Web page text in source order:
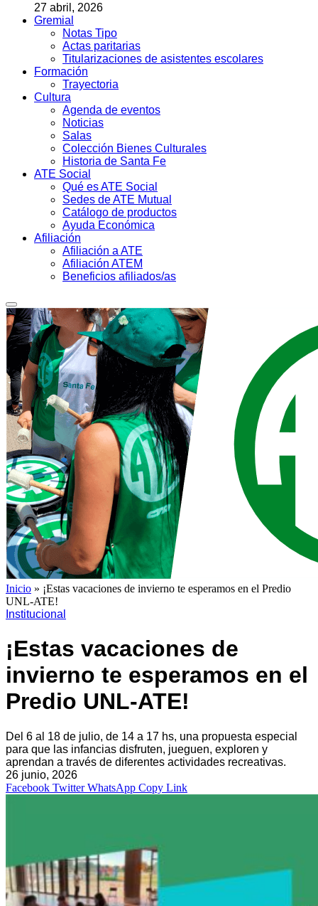
27 abril, 2026
Gremial
Notas Tipo
Actas paritarias
Titularizaciones de asistentes escolares
Formación
Trayectoria
Cultura
Agenda de eventos
Noticias
Salas
Colección Bienes Culturales
Historia de Santa Fe
ATE Social
Qué es ATE Social
Sedes de ATE Mutual
Catálogo de productos
Ayuda Económica
Afiliación
Afiliación a ATE
Afiliación ATEM
Beneficios afiliados/as
Inicio » ¡Estas vacaciones de invierno te esperamos en el Predio
UNL-ATE!
Institucional
¡Estas vacaciones de
invierno te esperamos en el
Predio UNL-ATE!
Del 6 al 18 de julio, de 14 a 17 hs, una propuesta especial
para que las infancias disfruten, jueguen, exploren y
aprendan a través de diferentes actividades recreativas.
26 junio, 2026
Facebook Twitter WhatsApp Copy Link